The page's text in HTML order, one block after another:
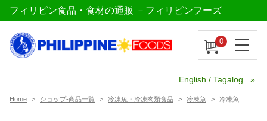
フィリピン食品・食材の通販 －フィリピンフーズ
0
English / Tagalog
Home ショップ-商品一覧 冷凍魚・冷凍肉類食品 冷凍魚 冷凍魚